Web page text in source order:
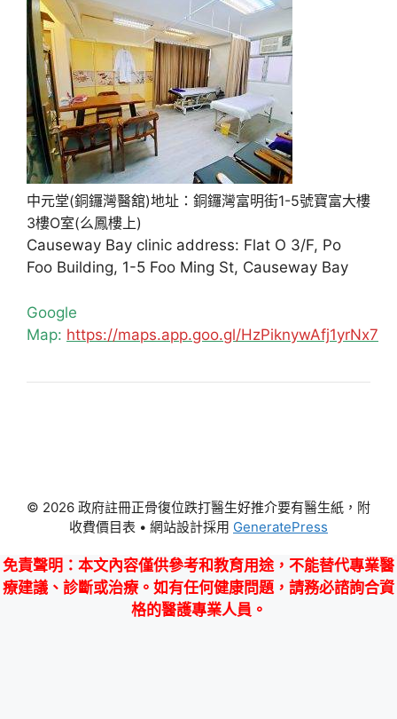
中元堂(銅鑼灣醫舘)地址：銅鑼灣富明街1-5號寶富大樓
3樓O室(么鳳樓上)
Causeway Bay clinic address: Flat O 3/F, Po
Foo Building, 1-5 Foo Ming St, Causeway Bay
Google
Map: https://maps.app.goo.gl/HzPiknywAfj1yrNx7
© 2026 政府註冊正骨復位跌打醫生好推介要有醫生紙，附
收費價目表 • 網站設計採用 GeneratePress
免責聲明 ：本文內容僅供參考和教育用途，不能替代專業醫
療建議、診斷或治療。如有任何健康問題，請務必諮詢合資
格的醫護專業人員。